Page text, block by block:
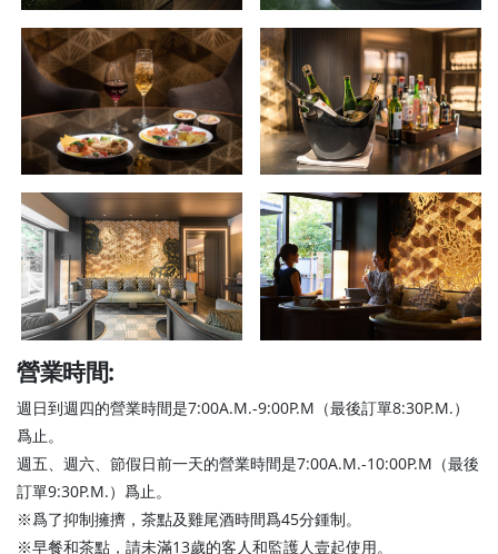
營業時間:
週日到週四的營業時間是7:00A.M.-9:00P.M（最後訂單8:30P.M.）
爲止。
週五、週六、節假日前一天的營業時間是7:00A.M.-10:00P.M（最後
訂單9:30P.M.）爲止。
※爲了抑制擁擠，茶點及雞尾酒時間爲45分鍾制。
※早餐和茶點，請未滿13歲的客人和監護人壹起使用。